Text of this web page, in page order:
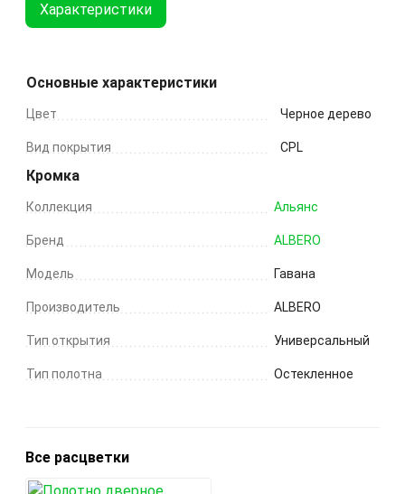
Характеристики
Основные характеристики
Цвет Черное дерево
Вид покрытия CPL
Кромка
Коллекция Альянс
Бренд ALBERO
Модель Гавана
Производитель ALBERO
Тип открытия Универсальный
Тип полотна Остекленное
Все расцветки